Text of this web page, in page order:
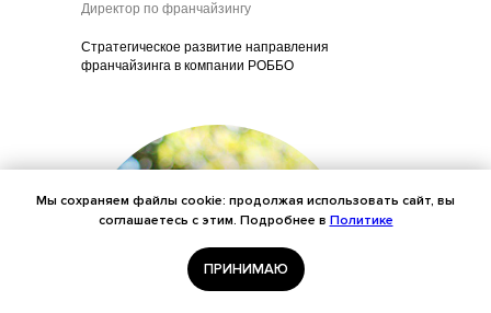
Мы cохраняем файлы cookie: продолжая использовать сайт, вы
соглашаетесь с этим. Подробнее в Политике
ПРИНИМАЮ
Директор по франчайзингу
Стратегическое развитие направления
франчайзинга в компании РОББО